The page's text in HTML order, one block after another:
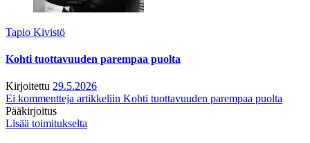
Tapio Kivistö
Kohti tuottavuuden parempaa puolta
Kirjoitettu 29.5.2026
Ei kommentteja artikkeliin Kohti tuottavuuden parempaa puolta
Pääkirjoitus
Lisää toimitukselta